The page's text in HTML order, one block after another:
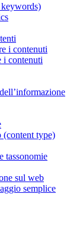
i contenuti
i contenuti
(content type)
tassonomie
sul web
semplice